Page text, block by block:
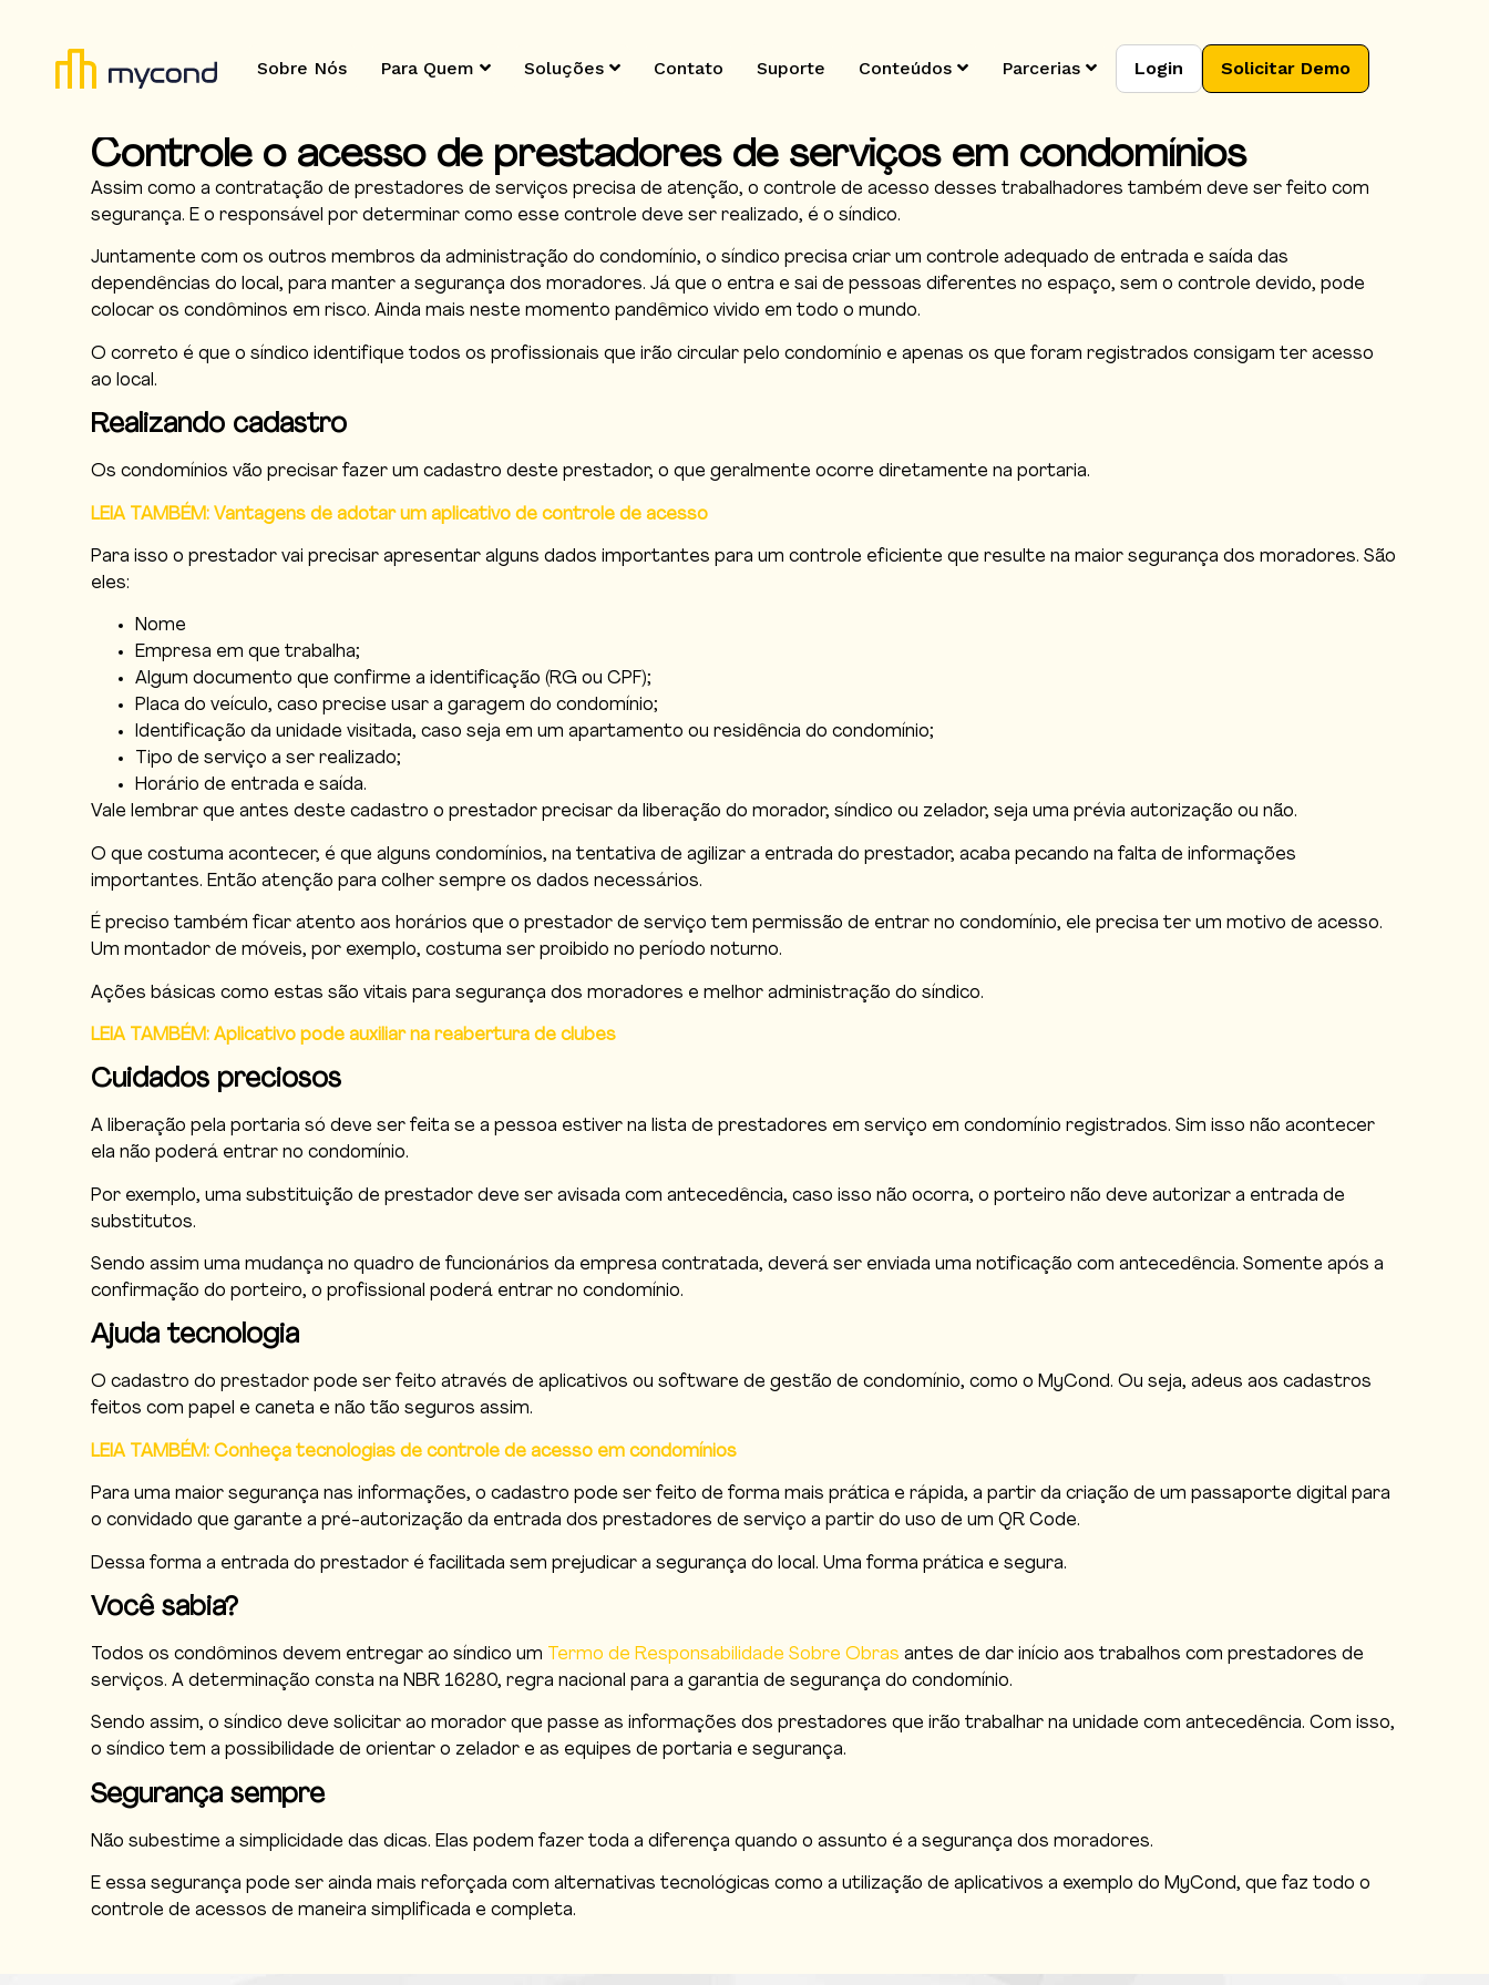
Sobre Nós Para Quem Soluções Contato Suporte Conteúdos Parcerias Login Solicitar Demo
Controle o acesso de prestadores de serviços em condomínios
Assim como a contratação de prestadores de serviços precisa de atenção, o controle de acesso desses trabalhadores também deve ser feito com
segurança. E o responsável por determinar como esse controle deve ser realizado, é o síndico.
Juntamente com os outros membros da administração do condomínio, o síndico precisa criar um controle adequado de entrada e saída das
dependências do local, para manter a segurança dos moradores. Já que o entra e sai de pessoas diferentes no espaço, sem o controle devido, pode
colocar os condôminos em risco. Ainda mais neste momento pandêmico vivido em todo o mundo.
O correto é que o síndico identifique todos os profissionais que irão circular pelo condomínio e apenas os que foram registrados consigam ter acesso
ao local.
Realizando cadastro
Os condomínios vão precisar fazer um cadastro deste prestador, o que geralmente ocorre diretamente na portaria.
LEIA TAMBÉM: Vantagens de adotar um aplicativo de controle de acesso
Para isso o prestador vai precisar apresentar alguns dados importantes para um controle eficiente que resulte na maior segurança dos moradores. São
eles:
Nome
Empresa em que trabalha;
Algum documento que confirme a identificação (RG ou CPF);
Placa do veículo, caso precise usar a garagem do condomínio;
Identificação da unidade visitada, caso seja em um apartamento ou residência do condomínio;
Tipo de serviço a ser realizado;
Horário de entrada e saída.
Vale lembrar que antes deste cadastro o prestador precisar da liberação do morador, síndico ou zelador, seja uma prévia autorização ou não.
O que costuma acontecer, é que alguns condomínios, na tentativa de agilizar a entrada do prestador, acaba pecando na falta de informações
importantes. Então atenção para colher sempre os dados necessários.
É preciso também ficar atento aos horários que o prestador de serviço tem permissão de entrar no condomínio, ele precisa ter um motivo de acesso.
Um montador de móveis, por exemplo, costuma ser proibido no período noturno.
Ações básicas como estas são vitais para segurança dos moradores e melhor administração do síndico.
LEIA TAMBÉM: Aplicativo pode auxiliar na reabertura de clubes
Cuidados preciosos
A liberação pela portaria só deve ser feita se a pessoa estiver na lista de prestadores em serviço em condomínio registrados. Sim isso não acontecer
ela não poderá entrar no condomínio.
Por exemplo, uma substituição de prestador deve ser avisada com antecedência, caso isso não ocorra, o porteiro não deve autorizar a entrada de
substitutos.
Sendo assim uma mudança no quadro de funcionários da empresa contratada, deverá ser enviada uma notificação com antecedência. Somente após a
confirmação do porteiro, o profissional poderá entrar no condomínio.
Ajuda tecnologia
O cadastro do prestador pode ser feito através de aplicativos ou software de gestão de condomínio, como o MyCond. Ou seja, adeus aos cadastros
feitos com papel e caneta e não tão seguros assim.
LEIA TAMBÉM: Conheça tecnologias de controle de acesso em condomínios
Para uma maior segurança nas informações, o cadastro pode ser feito de forma mais prática e rápida, a partir da criação de um passaporte digital para
o convidado que garante a pré-autorização da entrada dos prestadores de serviço a partir do uso de um QR Code.
Dessa forma a entrada do prestador é facilitada sem prejudicar a segurança do local. Uma forma prática e segura.
Você sabia?
Todos os condôminos devem entregar ao síndico um Termo de Responsabilidade Sobre Obras antes de dar início aos trabalhos com prestadores de
serviços. A determinação consta na NBR 16280, regra nacional para a garantia de segurança do condomínio.
Sendo assim, o síndico deve solicitar ao morador que passe as informações dos prestadores que irão trabalhar na unidade com antecedência. Com isso,
o síndico tem a possibilidade de orientar o zelador e as equipes de portaria e segurança.
Segurança sempre
Não subestime a simplicidade das dicas. Elas podem fazer toda a diferença quando o assunto é a segurança dos moradores.
E essa segurança pode ser ainda mais reforçada com alternativas tecnológicas como a utilização de aplicativos a exemplo do MyCond, que faz todo o
controle de acessos de maneira simplificada e completa.